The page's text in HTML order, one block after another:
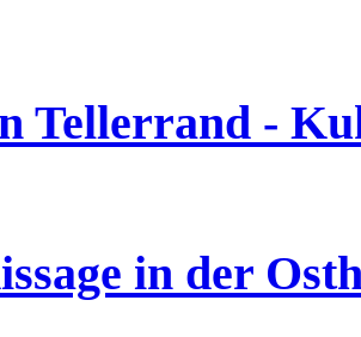
Tellerrand -
in der